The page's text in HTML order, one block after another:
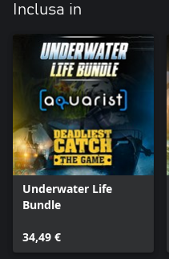
Inclusa in
Underwater Life
Bundle
34,49 €